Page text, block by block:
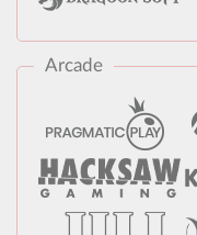
Arcade